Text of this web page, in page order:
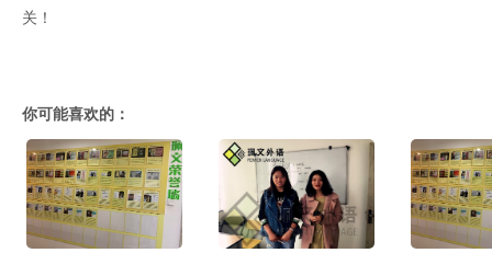
关！
你可能喜欢的：